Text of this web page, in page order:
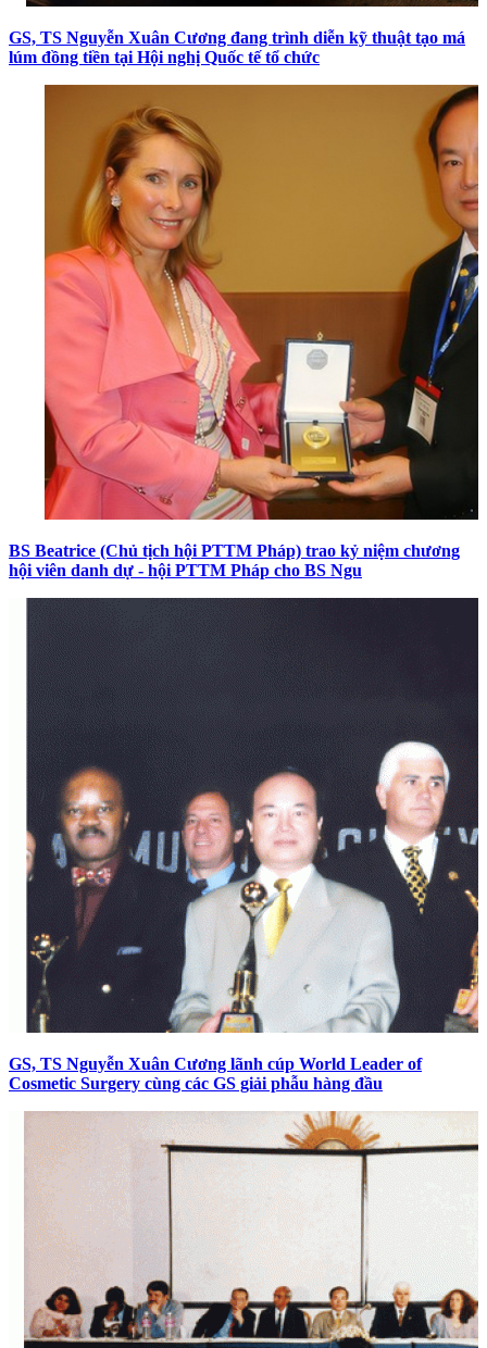
GS, TS Nguyễn Xuân Cương đang trình diễn kỹ thuật tạo má
lúm đồng tiền tại Hội nghị Quốc tế tổ chức
BS Beatrice (Chủ tịch hội PTTM Pháp) trao kỷ niệm chương
hội viên danh dự - hội PTTM Pháp cho BS Ngu
GS, TS Nguyễn Xuân Cương lãnh cúp World Leader of
Cosmetic Surgery cùng các GS giải phẫu hàng đầu